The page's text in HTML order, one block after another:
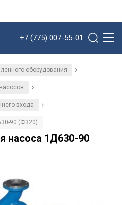
+7 (775) 007-55-01
оборудования /
/
входа /
90 (Ф320)
насоса 1Д630-90